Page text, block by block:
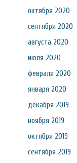
октября 2020
сентября 2020
августа 2020
июля 2020
февраля 2020
января 2020
декабря 2019
ноября 2019
октября 2019
сентября 2019